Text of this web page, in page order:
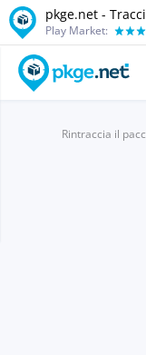
pkge.net -
Play Market:
Rintraccia il